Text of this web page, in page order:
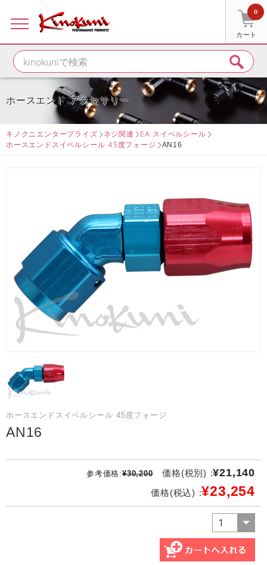
カート
0
ホースエンド アクセサリー
キノクニエンタープライズ ネジ関連
EA スイベルシール
ホースエンドスイベルシール 45度フォージ
AN16
ホースエンドスイベルシール 45度フォージ
AN16
参考価格:¥30,200 価格(税別) :¥21,140
価格(税込) :¥23,254